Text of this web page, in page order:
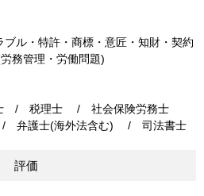
ル・特許・商標・意匠・知財・契約
務管理・労働問題)
/ 税理士 / 社会保険労務士
護士(海外法含む) / 司法書士
評価